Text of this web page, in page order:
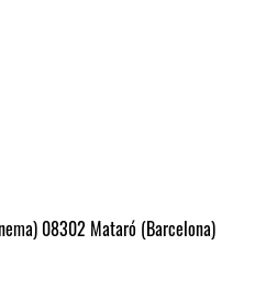
08302 Mataró (Barcelona)